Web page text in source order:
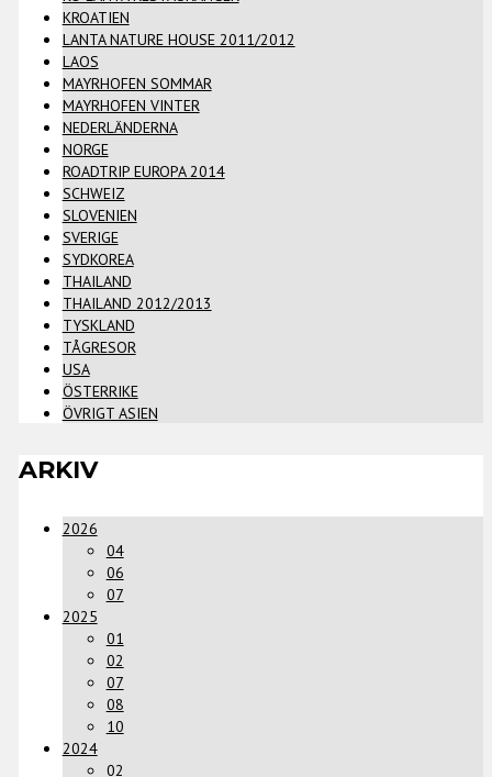
KROATIEN
LANTA NATURE HOUSE 2011/2012
LAOS
MAYRHOFEN SOMMAR
MAYRHOFEN VINTER
NEDERLÄNDERNA
NORGE
ROADTRIP EUROPA 2014
SCHWEIZ
SLOVENIEN
SVERIGE
SYDKOREA
THAILAND
THAILAND 2012/2013
TYSKLAND
TÅGRESOR
USA
ÖSTERRIKE
ÖVRIGT ASIEN
ARKIV
2026
04
06
07
2025
01
02
07
08
10
2024
02